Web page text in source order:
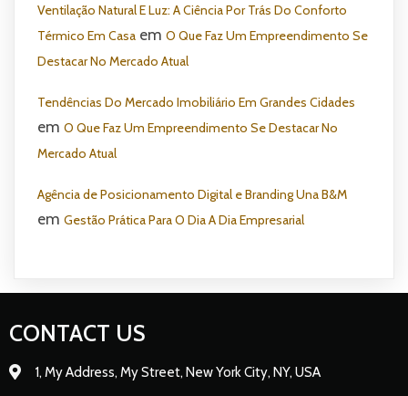
Ventilação Natural E Luz: A Ciência Por Trás Do Conforto
Térmico Em Casa em O Que Faz Um Empreendimento Se
Destacar No Mercado Atual
Tendências Do Mercado Imobiliário Em Grandes Cidades
em O Que Faz Um Empreendimento Se Destacar No
Mercado Atual
Agência de Posicionamento Digital e Branding Una B&M
em Gestão Prática Para O Dia A Dia Empresarial
CONTACT US
1, My Address, My Street, New York City, NY, USA